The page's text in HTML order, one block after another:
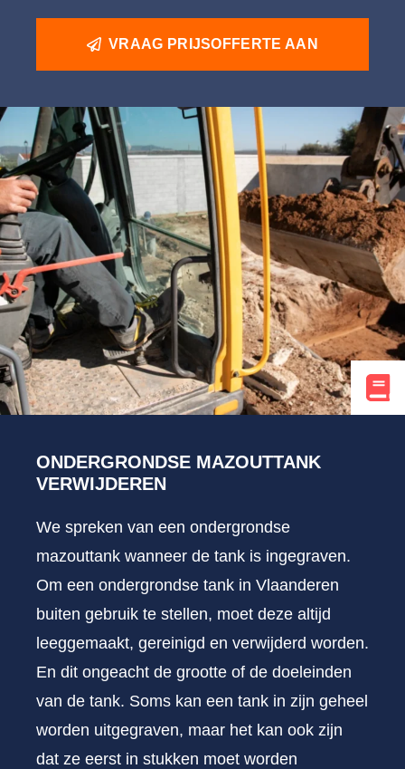
VRAAG PRIJSOFFERTE AAN
ONDERGRONDSE MAZOUTTANK
VERWIJDEREN
We spreken van een ondergrondse
mazouttank wanneer de tank is ingegraven.
Om een ondergrondse tank in Vlaanderen
buiten gebruik te stellen, moet deze altijd
leeggemaakt, gereinigd en verwijderd worden.
En dit ongeacht de grootte of de doeleinden
van de tank. Soms kan een tank in zijn geheel
worden uitgegraven, maar het kan ook zijn
dat ze eerst in stukken moet worden